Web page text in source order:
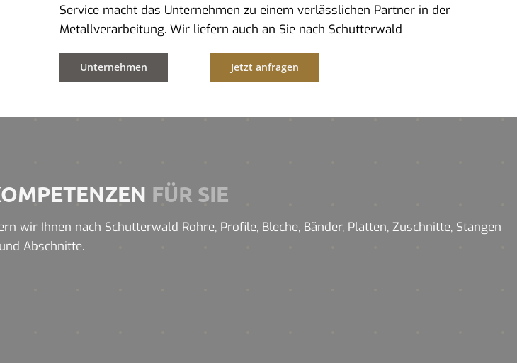
Service macht das Unternehmen zu einem verlässlichen Partner in der
Metallverarbeitung. Wir liefern auch an Sie nach Schutterwald
Unternehmen Jetzt anfragen
FÜR SIE
wir Ihnen nach Schutterwald Rohre, Profile, Bleche, Bänder, Platten, Zuschnitte, Stangen
und Abschnitte.